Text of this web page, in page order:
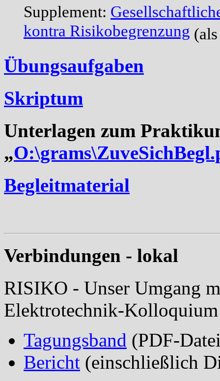
Supplement:
kontra Risikobegrenzung
Übungsaufgaben
Skriptum
Unterlagen zum
„
Begleitmaterial
Verbindungen - lokal
RISIKO - Unser Umgang
Elektrotechnik-
Tagungsband (PDF-
Bericht (einschließlich